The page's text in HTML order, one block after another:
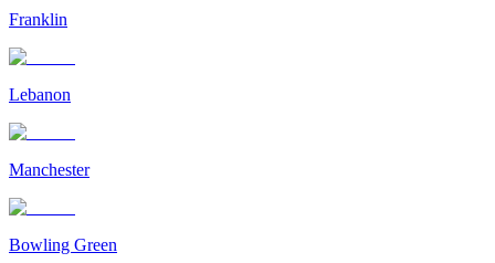
Franklin
Lebanon
Manchester
Bowling Green